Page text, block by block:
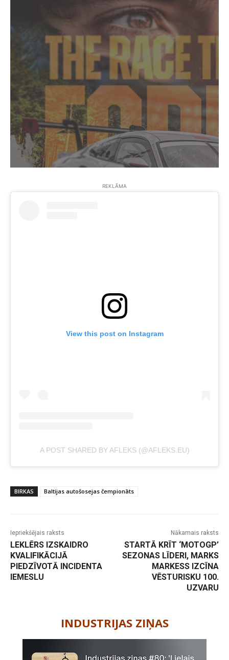
REKLĀMA
View this post on Instagram
A POST SHARED BY AFLEKS (@AFLEKS.EU)
BIRKAS Baltijas autošosejas čempionāts
Iepriekšējais raksts
LEKLĒRS IZSKAIDRO
KVALIFIKĀCIJĀ
PIEDZĪVOTĀ INCIDENTA
IEMESLU
Nākamais raksts
STARTĀ KRĪT ‘MOTOGP’
SEZONAS LĪDERI, MARKS
MARKESS IZCĪNA
VĒSTURISKU 100.
UZVARU
INDUSTRIJAS ZIŅAS